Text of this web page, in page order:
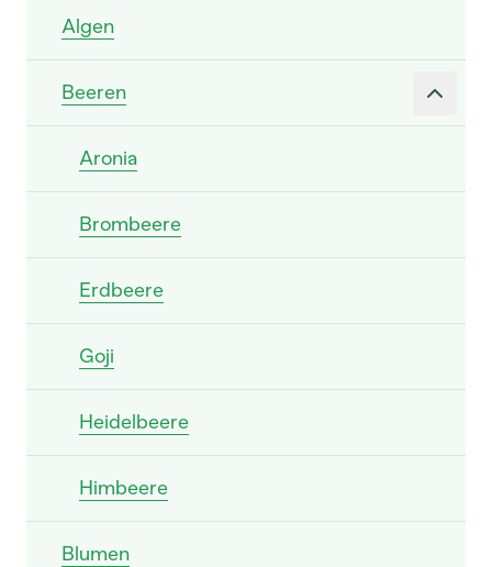
Algen
Beeren
Aronia
Brombeere
Erdbeere
Goji
Heidelbeere
Himbeere
Blumen